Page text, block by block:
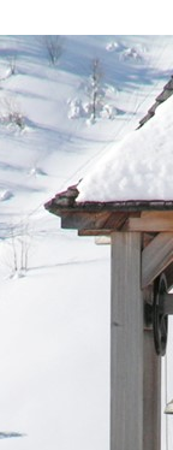
DIY
Getestet